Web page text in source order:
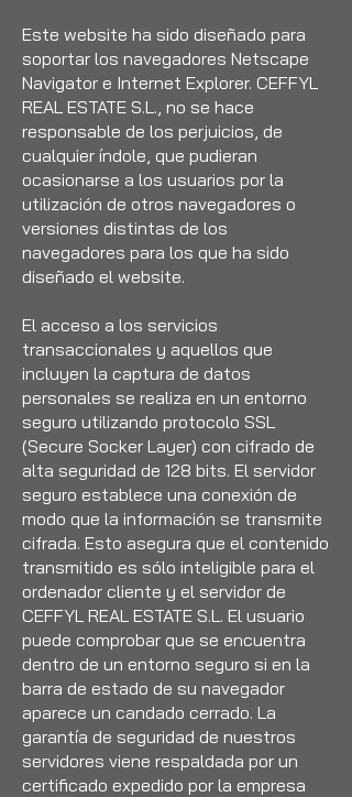
Este website ha sido diseñado para
soportar los navegadores Netscape
Navigator e Internet Explorer. CEFFYL
REAL ESTATE S.L., no se hace
responsable de los perjuicios, de
cualquier índole, que pudieran
ocasionarse a los usuarios por la
utilización de otros navegadores o
versiones distintas de los
navegadores para los que ha sido
diseñado el website.
El acceso a los servicios
transaccionales y aquellos que
incluyen la captura de datos
personales se realiza en un entorno
seguro utilizando protocolo SSL
(Secure Socker Layer) con cifrado de
alta seguridad de 128 bits. El servidor
seguro establece una conexión de
modo que la información se transmite
cifrada. Esto asegura que el contenido
transmitido es sólo inteligible para el
ordenador cliente y el servidor de
CEFFYL REAL ESTATE S.L. El usuario
puede comprobar que se encuentra
dentro de un entorno seguro si en la
barra de estado de su navegador
aparece un candado cerrado. La
garantía de seguridad de nuestros
servidores viene respaldada por un
certificado expedido por la empresa